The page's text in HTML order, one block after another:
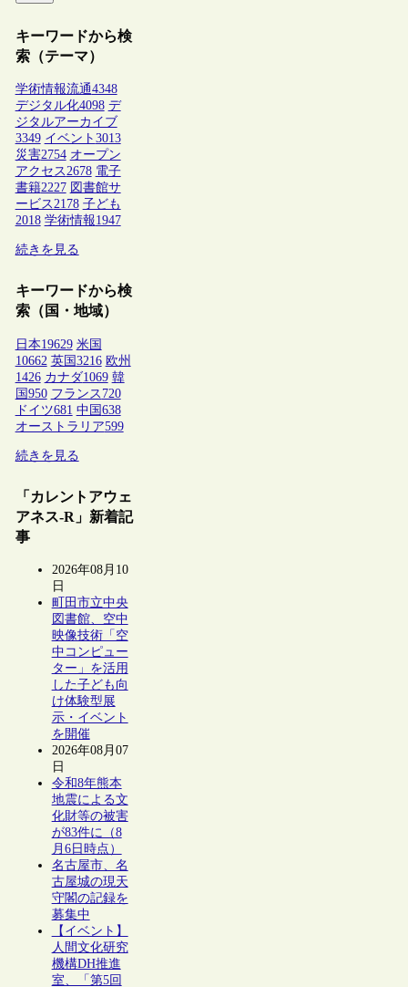
キーワードから検
索（テーマ）
学術情報流通4348
デジタル化4098 デ
ジタルアーカイブ
3349 イベント 3013
災害2754 オープン
アクセス2678 電子
書籍2227 図書館サ
ービス2178 子ども
2018 学術情報1947
続きを見る
キーワードから検
索（国・地域）
日本19629 米国
10662 英国 3216 欧州
1426 カナダ1069 韓
国 950 フランス 720
ドイツ681 中国 638
オーストラリア599
続きを見る
「カレントアウェ
アネス-R」新着記
事
2026年08月10
日
町田市立中央
図書館、空中
映像技術「空
中コンピュー
ター」を活用
した子ども向
け体験型展
示・イベント
を開催
2026年08月07
日
令和8年熊本
地震による文
化財等の被害
が83件に（8
月6日時点）
名古屋市、名
古屋城の現天
守閣の記録を
募集中
【イベント】
人間文化研究
機構DH推進
室、「第5回